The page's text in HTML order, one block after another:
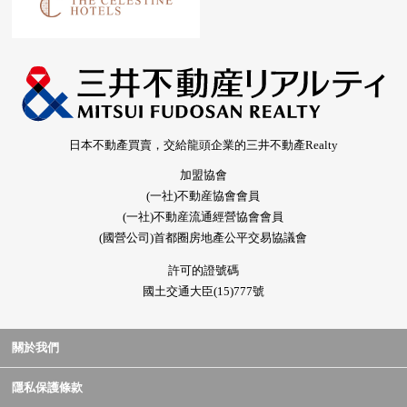
日本不動產買賣，交給龍頭企業的三井不動產Realty
加盟協會
(一社)不動産協會會員
(一社)不動産流通經營協會會員
(國營公司)首都圈房地產公平交易協議會
許可的證號碼
國土交通大臣(15)777號
關於我們
隱私保護條款